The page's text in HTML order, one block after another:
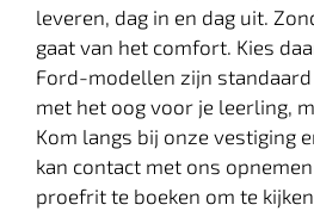
leveren, dag in en dag uit.
gaat van het comfort. Kies
Ford-modellen zijn
met het oog voor je leerling,
Kom langs bij onze vestiging
kan contact met ons
proefrit te boeken om te